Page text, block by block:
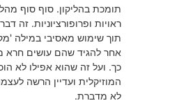
תומכת בהליקון. סוף סוף
ראויות ופרופורציוניות. זה
תוך שימוש מאסיבי במילה
אחר להגיד שהם עושים חרא
כך. ועל זה שהוא אפילו לא
המוזיקלית ועדיין הרשה
לא מדברת.